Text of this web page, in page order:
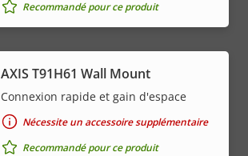
Recommandé pour ce produit
AXIS T91H61 Wall Mount
Connexion rapide et gain d'espace
Nécessite un accessoire supplémentaire
Recommandé pour ce produit